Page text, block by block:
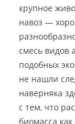
крупное
навоз —
смесь видов
подобных
не нашли
наверняка
с тем, что
биомасса